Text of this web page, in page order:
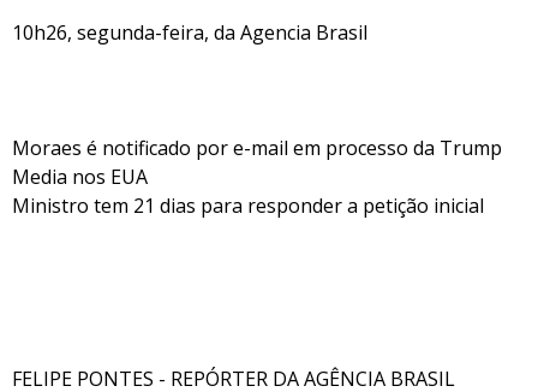
10h26, segunda-feira, da Agencia Brasil
Moraes é notificado por e-mail em processo da Trump
Media nos EUA
Ministro tem 21 dias para responder a petição inicial
FELIPE PONTES - REPÓRTER DA AGÊNCIA BRASIL